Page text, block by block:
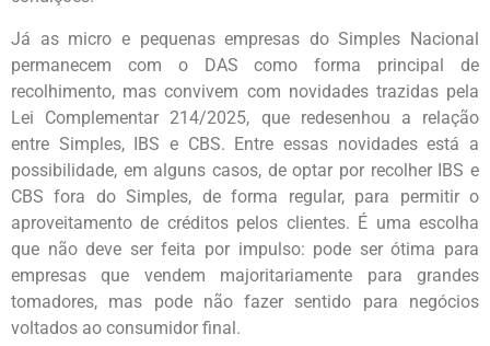
Já as micro e pequenas empresas do Simples Nacional
permanecem com o DAS como forma principal de
recolhimento, mas convivem com novidades trazidas pela
Lei Complementar 214/2025, que redesenhou a relação
entre Simples, IBS e CBS. Entre essas novidades está a
possibilidade, em alguns casos, de optar por recolher IBS e
CBS fora do Simples, de forma regular, para permitir o
aproveitamento de créditos pelos clientes. É uma escolha
que não deve ser feita por impulso: pode ser ótima para
empresas que vendem majoritariamente para grandes
tomadores, mas pode não fazer sentido para negócios
voltados ao consumidor final.